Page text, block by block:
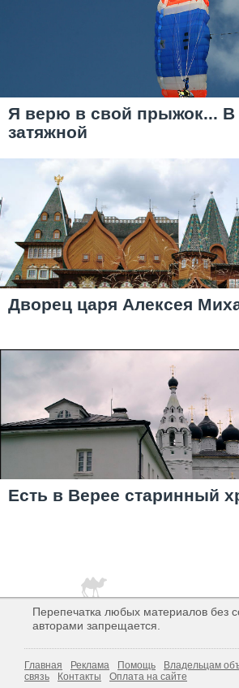
Я верю в свой прыжок... В
затяжной
Дворец царя Алексея
Есть в Верее старинный
Перепечатка любых материалов без
авторами запрещается.
Главная Реклама Помощь Владельцам
связь
Контакты Оплата на сайте